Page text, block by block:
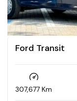
Ford Transit
307,677 Km